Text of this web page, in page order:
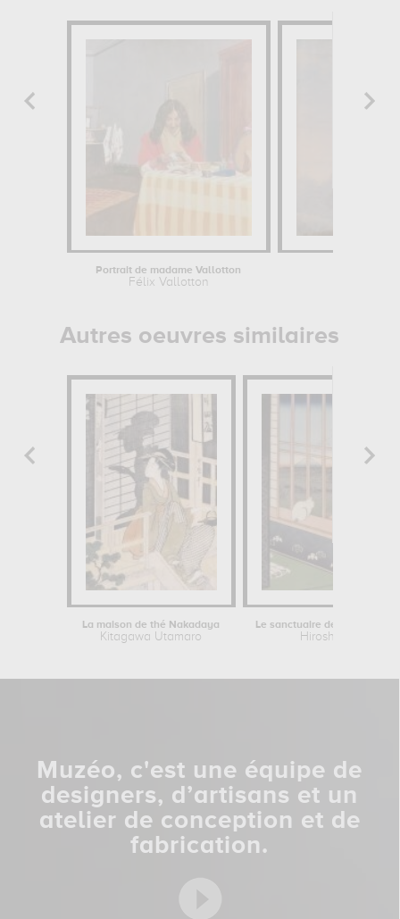
Portrait de madame Vallotton
Félix Vallotton
Autres oeuvres similaires
La maison de thé Nakadaya
Kitagawa Utamaro Hiroshige
Muzéo, c'est une équipe de
designers, d’artisans et un
atelier de conception et de
fabrication.